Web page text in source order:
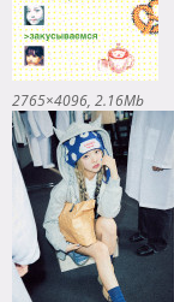
2765×4096 2.16Mb